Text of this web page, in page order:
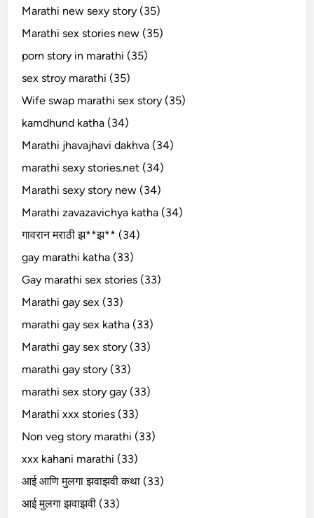
Marathi new sexy story (35)
Marathi sex stories new (35)
porn story in marathi (35)
sex stroy marathi (35)
Wife swap marathi sex story (35)
kamdhund katha (34)
Marathi jhavajhavi dakhva (34)
marathi sexy stories.net (34)
Marathi sexy story new (34)
Marathi zavazavichya katha (34)
गावरान मराठी झ**झ** (34)
gay marathi katha (33)
Gay marathi sex stories (33)
Marathi gay sex (33)
marathi gay sex katha (33)
Marathi gay sex story (33)
marathi gay story (33)
marathi sex story gay (33)
Marathi xxx stories (33)
Non veg story marathi (33)
xxx kahani marathi (33)
आई आणि मुलगा झवाझवी कथा (33)
आई मुलगा झवाझवी (33)